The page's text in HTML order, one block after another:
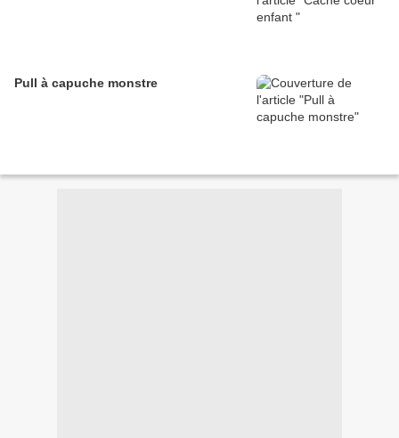
Pull à capuche monstre